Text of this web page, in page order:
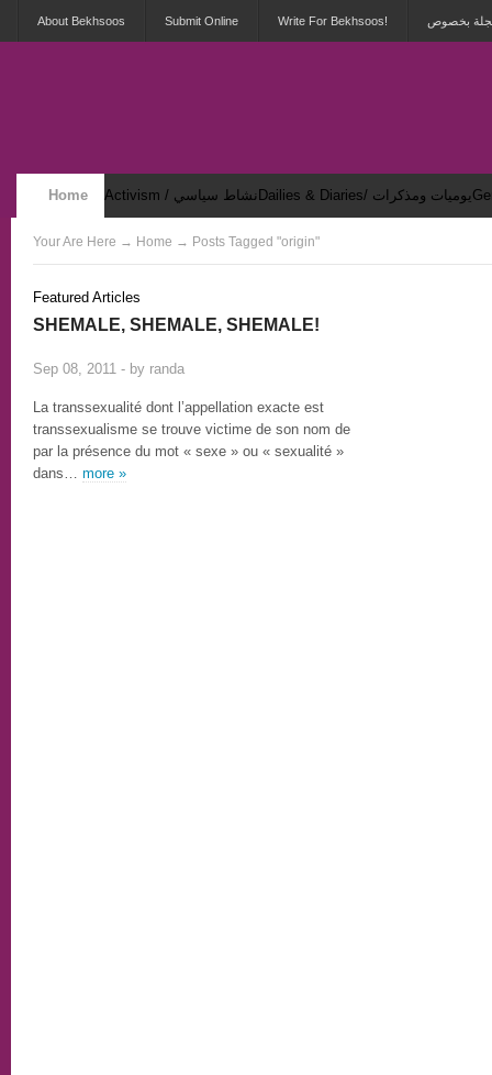
About Bekhsoos Submit Online Write For Bekhsoos! بخصوص
Home Activism / نشاط سياسي Dailies & Diaries/ يوميات ومذكرات
Security & Violence / أمان وعنف Your Are Here → Home → Posts Tagged "origin"
Featured Articles
SHEMALE, SHEMALE, SHEMALE!
Sep 08, 2011 - by randa
La transsexualité dont l’appellation exacte est
transsexualisme se trouve victime de son nom de
par la présence du mot « sexe » ou « sexualité »
dans… more »